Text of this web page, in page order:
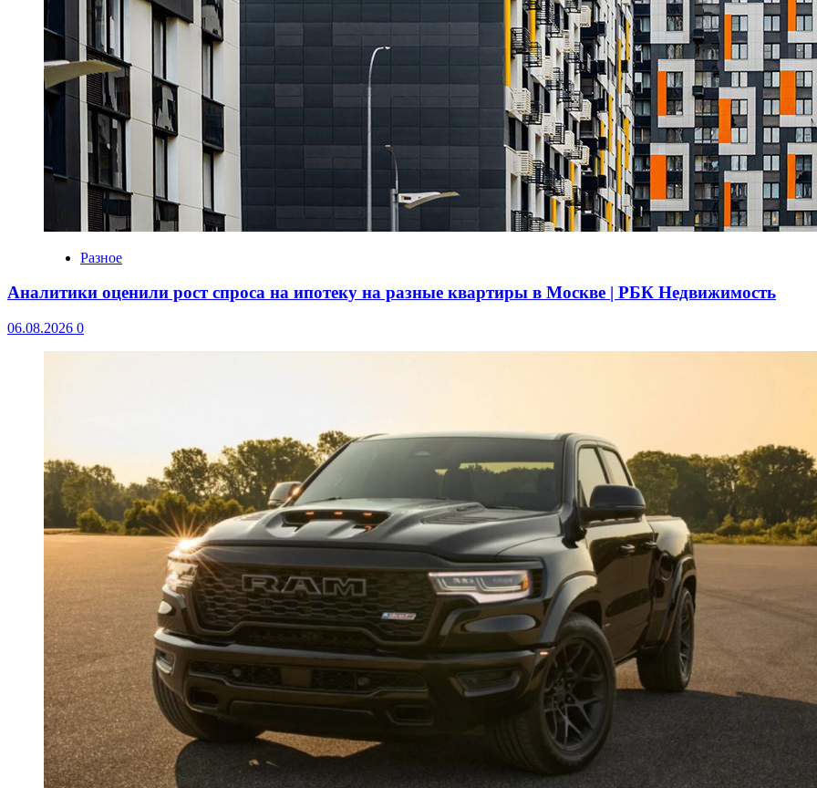
Разное
Аналитики оценили рост спроса на ипотеку на разные квартиры в Москве | РБК Недвижимость
06.08.2026 0